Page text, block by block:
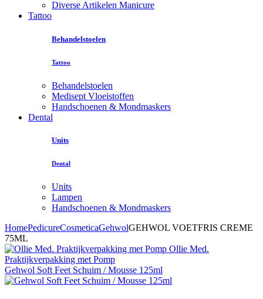
Diverse Artikelen Manicure
Tattoo
Behandelstoelen
Tattoo
Behandelstoelen
Medisept Vloeistoffen
Handschoenen & Mondmaskers
Dental
Units
Dental
Units
Lampen
Handschoenen & Mondmaskers
HomePedicureCosmeticaGehwolGEHWOL VOETFRIS CREME
75ML
Ollie Med.
Praktijkverpakking met Pomp
Gehwol Soft Feet Schuim / Mousse 125ml